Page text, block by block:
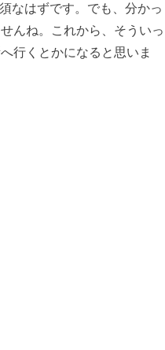
なはずです。でも、分かっ
んね。これから、そういっ
行くとかになると思いま